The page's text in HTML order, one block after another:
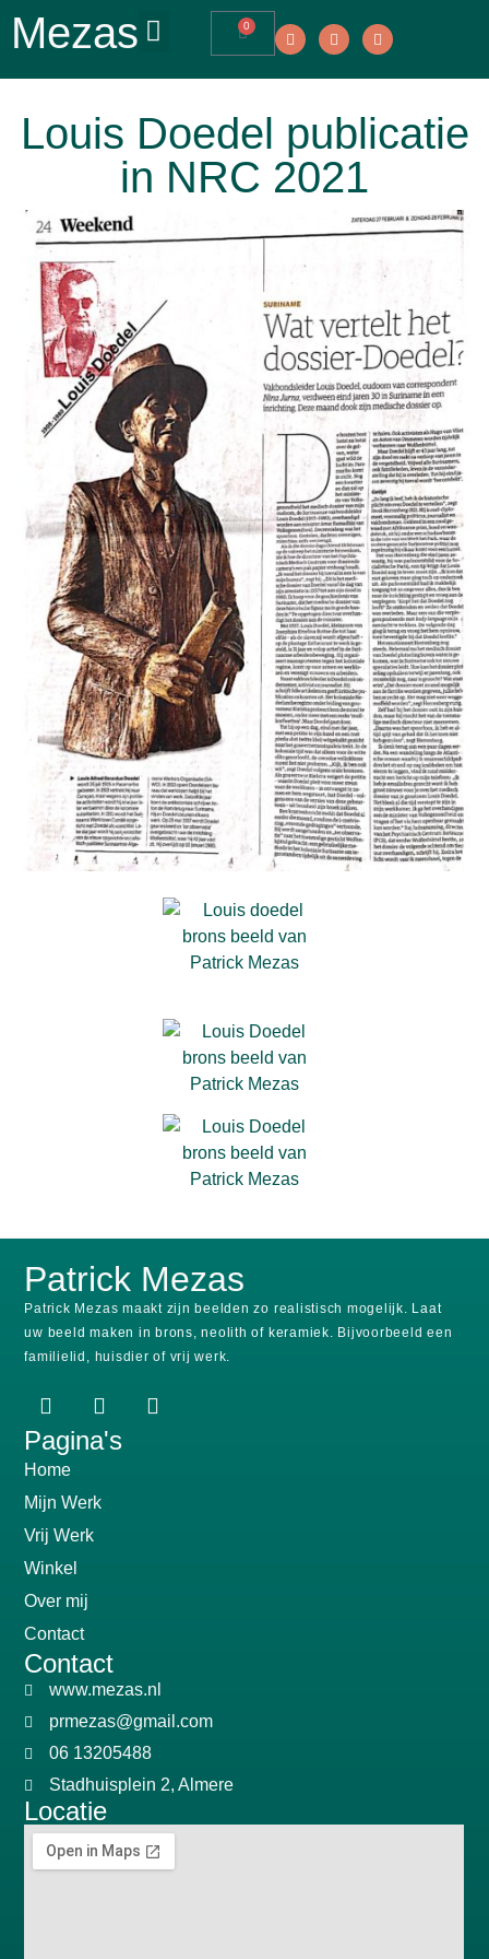
Mezas 0
Louis Doedel publicatie
in NRC 2021
Patrick Mezas
Patrick Mezas maakt zijn beelden zo realistisch mogelijk. Laat
uw beeld maken in brons, neolith of keramiek.
Bijvoorbeeld een
familielid, huisdier of vrij werk.
Pagina's
Home
Mijn Werk
Vrij Werk
Winkel
Over mij
Contact
Contact
www.mezas.nl
prmezas@gmail.com
06 13205488
Stadhuisplein 2, Almere
Locatie